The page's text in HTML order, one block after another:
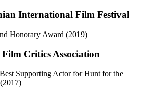
International Film Festival
Honorary Award (2019)
Critics Association
Supporting Actor for Hunt for the